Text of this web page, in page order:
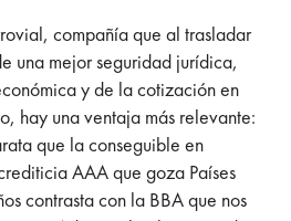
compañía que al trasladar
una mejor seguridad jurídica,
y de la cotización en
hay una ventaja más relevante:
que la conseguible en
AAA que goza Países
contrasta con la BBA que nos